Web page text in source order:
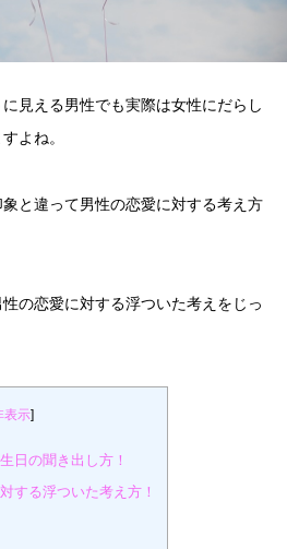
見える男性でも実際は女性にだらし
よね。
と違って男性の恋愛に対する考え方
の恋愛に対する浮ついた考えをじっ
表示]
日の聞き出し方！
する浮ついた考え方！